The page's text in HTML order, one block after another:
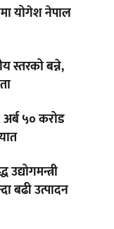
योगेश नेपाल
स्तरको बन्ने,
५० करोड
बढी उत्पादन